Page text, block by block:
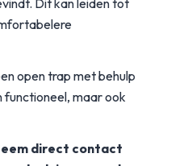
Dit kan leiden tot
open trap met behulp
functioneel, maar ook
direct contact